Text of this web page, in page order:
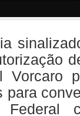
Vorcaro
para